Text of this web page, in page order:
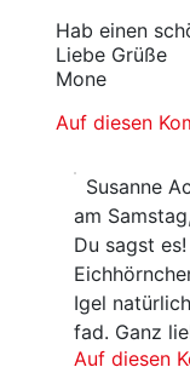
Hab einen
Liebe Grüße
Mone
Auf diesen
Susanne
am
Du sagst
Igel
fad. Ganz
Auf diesen